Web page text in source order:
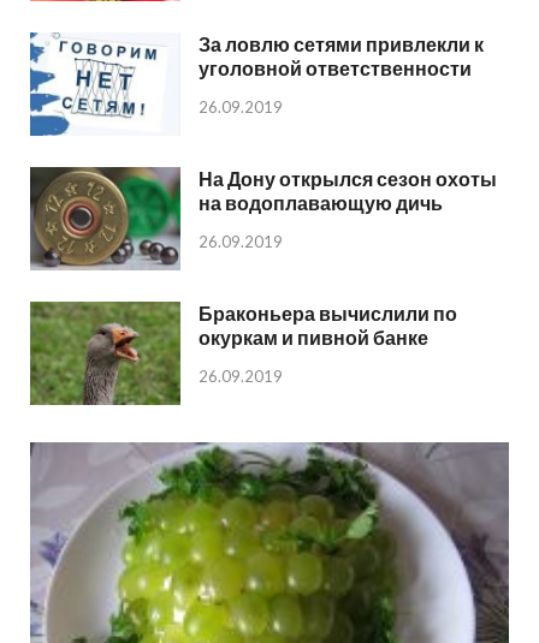
За ловлю сетями привлекли к
уголовной ответственности
26.09.2019
На Дону открылся сезон охоты
на водоплавающую дичь
26.09.2019
Браконьера вычислили по
окуркам и пивной банке
26.09.2019